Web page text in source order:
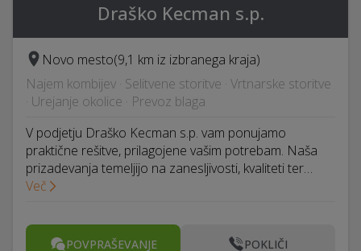
Draško Kecman s.p.
Novo mesto(9,1 km iz izbranega kraja)
Najem kombijev · Selitvene storitve · Vrtnarske storitve
· Urejanje okolice · Prevoz blaga
V podjetju Draško Kecman s.p. vam ponujamo
praktične rešitve, prilagojene vašim potrebam. Naša
prizadevanja temeljijo na zanesljivosti, kvaliteti ter…
Več
POVPRAŠEVANJE POKLIČI